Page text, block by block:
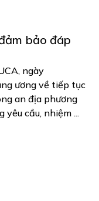
bảo đáp
ngày
ương về tiếp tục
an địa phương
yêu cầu, nhiệm ...